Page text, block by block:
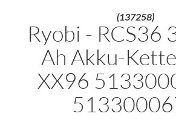
(137258)
Ryobi - RCS36
Ah Akku-
XX96